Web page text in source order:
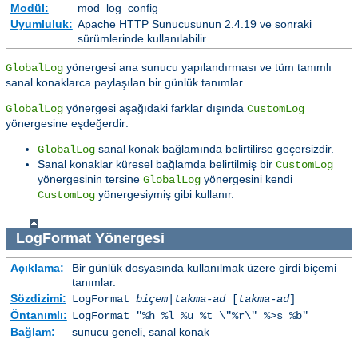
Modül:
mod_log_config
Uyumluluk: Apache HTTP Sunucusunun 2.4.19 ve sonraki
sürümlerinde kullanılabilir.
GlobalLog yönergesi ana sunucu yapılandırması ve tüm tanımlı
sanal konaklarca paylaşılan bir günlük tanımlar.
GlobalLog yönergesi aşağıdaki farklar dışında CustomLog
yönergesine eşdeğerdir:
GlobalLog sanal konak bağlamında belirtilirse geçersizdir.
Sanal konaklar küresel bağlamda belirtilmiş bir CustomLog
yönergesinin tersine GlobalLog yönergesini kendi
CustomLog yönergesiymiş gibi kullanır.
LogFormatYönergesi
Açıklama:
Bir günlük dosyasında kullanılmak üzere girdi biçemi
tanımlar.
Sözdizimi: LogFormat biçem| takma-ad[takma-ad]
Öntanımlı: LogFormat "%h %l %u %t \"%r\" %>s %b"
Bağlam:
sunucu geneli, sanal konak